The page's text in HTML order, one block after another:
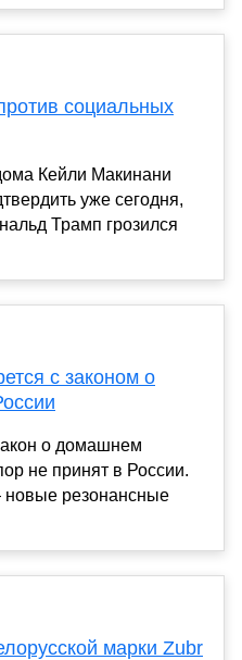
социальных
Кейли Макинани
уже сегодня,
Трамп грозился
с законом о
о домашнем
не принят в России.
резонансные
марки Zubr